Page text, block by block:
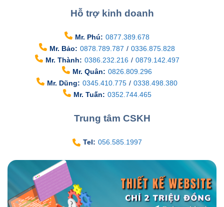
Hỗ trợ kinh doanh
Mr. Phú: 0877.389.678
Mr. Bảo: 0878.789.787 / 0336.875.828
Mr. Thành: 0386.232.216 / 0879.142.497
Mr. Quân: 0826.809.296
Mr. Dũng: 0345.410.775 / 0338.498.380
Mr. Tuấn: 0352.744.465
Trung tâm CSKH
Tel: 056.585.1997